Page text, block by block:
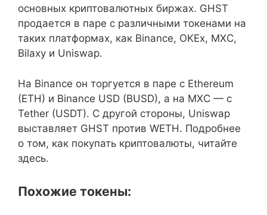
основных криптовалютных биржах. GHST
продается в паре с различными токенами на
таких платформах, как Binance, OKEx, MXC,
Bilaxy и Uniswap.
На Binance он торгуется в паре с Ethereum
(ETH) и Binance USD (BUSD), а на MXC — с
Tether (USDT). С другой стороны, Uniswap
выставляет GHST против WETH. Подробнее
о том, как покупать криптовалюты, читайте
здесь.
Похожие токены: